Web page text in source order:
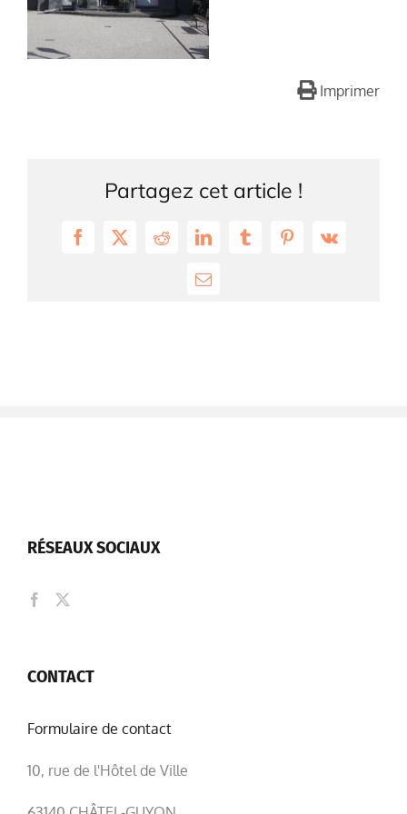
Imprimer
Partagez cet article !
Facebook
X RedditLinkedInTumblrPinterest
Vk
Email
RÉSEAUX SOCIAUX
CONTACT
Formulaire de contact
10, rue de l'Hôtel de Ville